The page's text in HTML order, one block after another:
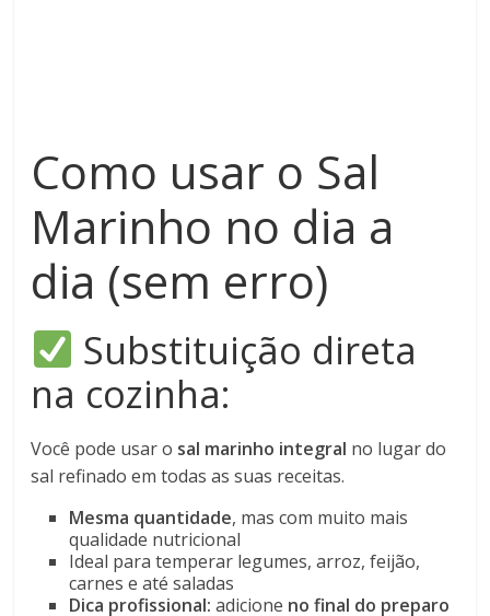
Como usar o Sal
Marinho no dia a
dia (sem erro)
Substituição direta
na cozinha:
Você pode usar o sal marinho integral no lugar do
sal refinado em todas as suas receitas.
Mesma quantidade, mas com muito mais
qualidade nutricional
Ideal para temperar legumes, arroz, feijão,
carnes e até saladas
Dica profissional: adicione no final do preparo